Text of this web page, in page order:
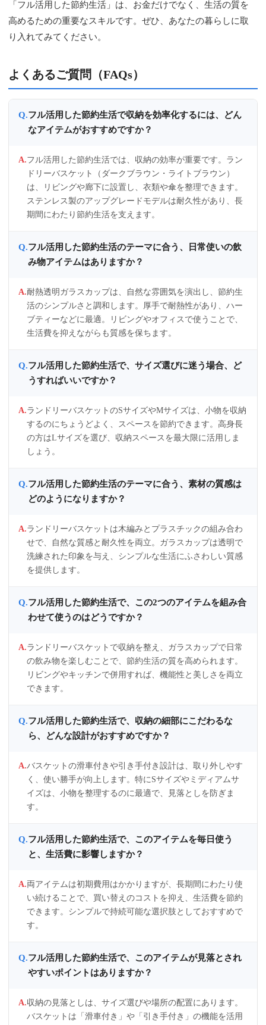
「フル活用した節約生活」は、お金だけでなく、生活の質を
高めるための重要なスキルです。ぜひ、あなたの暮らしに取
り入れてみてください。
よくあるご質問（FAQs）
フル活用した節約生活で収納を効率化するには、どん
なアイテムがおすすめですか？
フル活用した節約生活では、収納の効率が重要です。ラン
ドリーバスケット（ダークブラウン・ライトブラウン）
は、リビングや廊下に設置し、衣類や傘を整理できます。
ステンレス製のアップグレードモデルは耐久性があり、長
期間にわたり節約生活を支えます。
フル活用した節約生活のテーマに合う、日常使いの飲
み物アイテムはありますか？
耐熱透明ガラスカップは、自然な雰囲気を演出し、節約生
活のシンプルさと調和します。厚手で耐熱性があり、ハー
ブティーなどに最適。リビングやオフィスで使うことで、
生活費を抑えながらも質感を保ちます。
フル活用した節約生活で、サイズ選びに迷う場合、ど
うすればいいですか？
ランドリーバスケットのSサイズやMサイズは、小物を収納
するのにちょうどよく、スペースを節約できます。高身長
の方はLサイズを選び、収納スペースを最大限に活用しま
しょう。
フル活用した節約生活のテーマに合う、素材の質感は
どのようになりますか？
ランドリーバスケットは木編みとプラスチックの組み合わ
せで、自然な質感と耐久性を両立。ガラスカップは透明で
洗練された印象を与え、シンプルな生活にふさわしい質感
を提供します。
フル活用した節約生活で、この2つのアイテムを組み合
わせて使うのはどうですか？
ランドリーバスケットで収納を整え、ガラスカップで日常
の飲み物を楽しむことで、節約生活の質を高められます。
リビングやキッチンで併用すれば、機能性と美しさを両立
できます。
フル活用した節約生活で、収納の細部にこだわるな
ら、どんな設計がおすすめですか？
バスケットの滑車付きや引き手付き設計は、取り外しやす
く、使い勝手が向上します。特にSサイズやミディアムサ
イズは、小物を整理するのに最適で、見落としを防ぎま
す。
フル活用した節約生活で、このアイテムを毎日使う
と、生活費に影響しますか？
両アイテムは初期費用はかかりますが、長期間にわたり使
い続けることで、買い替えのコストを抑え、生活費を節約
できます。シンプルで持続可能な選択肢としておすすめで
す。
フル活用した節約生活で、このアイテムが見落とされ
やすいポイントはありますか？
収納の見落としは、サイズ選びや場所の配置にあります。
バスケットは「滑車付き」や「引き手付き」の機能を活用